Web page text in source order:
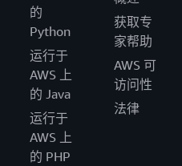
的
Python
运行于
AWS 上
的 Java
运行于
AWS 上
的 PHP
获取专
家帮助
AWS 可
访问性
法律